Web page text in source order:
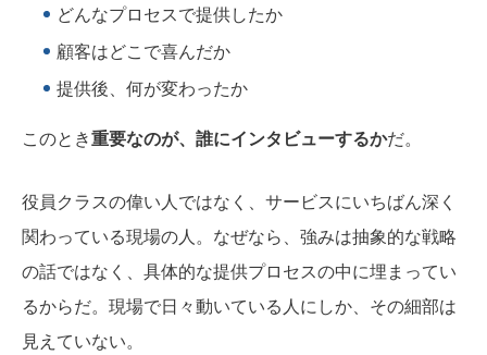
どんなプロセスで提供したか
顧客はどこで喜んだか
提供後、何が変わったか
このとき重要なのが、誰にインタビューするかだ。
役員クラスの偉い人ではなく、サービスにいちばん深く
関わっている現場の人。なぜなら、強みは抽象的な戦略
の話ではなく、具体的な提供プロセスの中に埋まってい
るからだ。現場で日々動いている人にしか、その細部は
見えていない。